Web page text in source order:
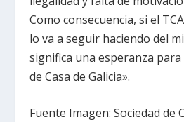
Como consecuencia, si el
lo va a seguir haciendo del
significa una esperanza
de Casa de Galicia».
Fuente Imagen: Sociedad de